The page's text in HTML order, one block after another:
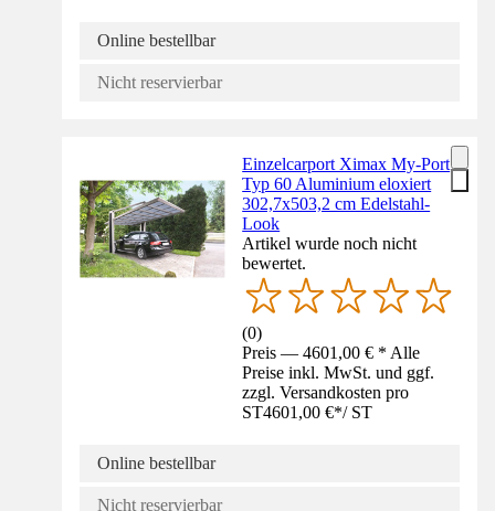
Online bestellbar
Nicht reservierbar
Einzelcarport Ximax My-Port
Typ 60 Aluminium eloxiert
302,7x503,2 cm Edelstahl-
Look
Artikel wurde noch nicht
bewertet.
(0)
Preis — 4601,00 € * Alle
Preise inkl. MwSt. und ggf.
zzgl. Versandkosten pro
ST4601,00 €*/ ST
Online bestellbar
Nicht reservierbar